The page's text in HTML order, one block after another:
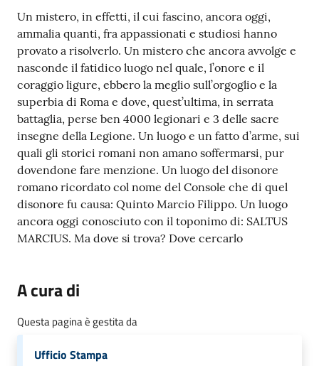
Un mistero, in effetti, il cui fascino, ancora oggi,
ammalia quanti, fra appassionati e studiosi hanno
provato a risolverlo. Un mistero che ancora avvolge e
nasconde il fatidico luogo nel quale, l’onore e il
coraggio ligure, ebbero la meglio sull’orgoglio e la
superbia di Roma e dove, quest’ultima, in serrata
battaglia, perse ben 4000 legionari e 3 delle sacre
insegne della Legione. Un luogo e un fatto d’arme, sui
quali gli storici romani non amano soffermarsi, pur
dovendone fare menzione. Un luogo del disonore
romano ricordato col nome del Console che di quel
disonore fu causa: Quinto Marcio Filippo. Un luogo
ancora oggi conosciuto con il toponimo di: SALTUS
MARCIUS. Ma dove si trova? Dove cercarlo
A cura di
Questa pagina è gestita da
Ufficio Stampa